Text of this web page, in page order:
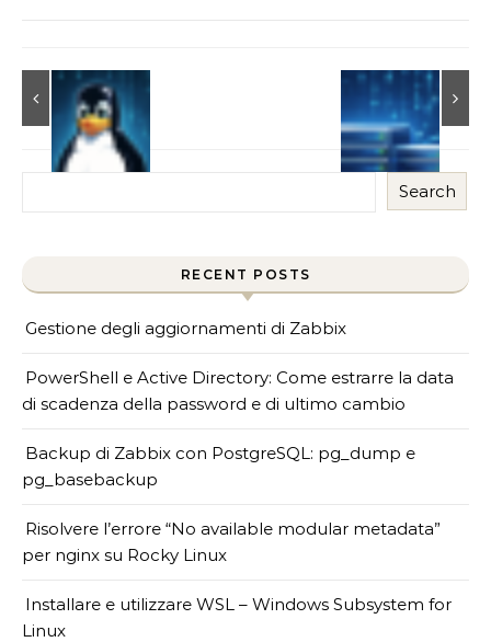
Search
RECENT POSTS
Gestione degli aggiornamenti di Zabbix
PowerShell e Active Directory: Come estrarre la data
di scadenza della password e di ultimo cambio
Backup di Zabbix con PostgreSQL: pg_dump e
pg_basebackup
Risolvere l’errore “No available modular metadata”
per nginx su Rocky Linux
Installare e utilizzare WSL – Windows Subsystem for
Linux